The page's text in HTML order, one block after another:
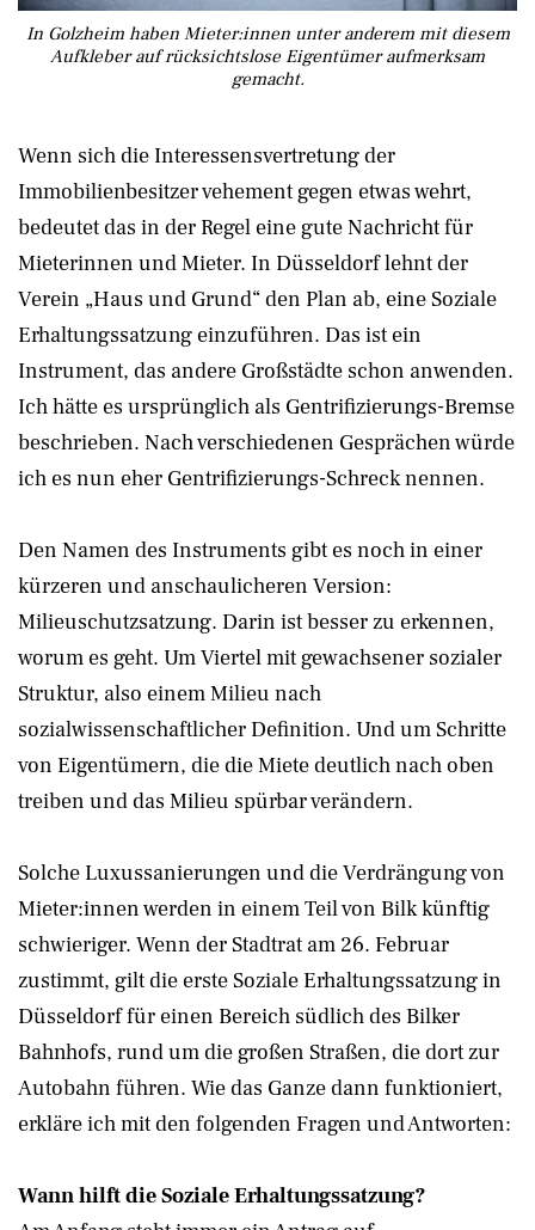
In Golzheim haben Mieter:innen unter anderem mit diesem
Aufkleber auf rücksichtslose Eigentümer aufmerksam
gemacht.
Wenn sich die Interessensvertretung der
Immobilienbesitzer vehement gegen etwas wehrt,
bedeutet das in der Regel eine gute Nachricht für
Mieterinnen und Mieter. In Düsseldorf lehnt der
Verein „Haus und Grund“ den Plan ab, eine Soziale
Erhaltungssatzung einzuführen. Das ist ein
Instrument, das andere Großstädte schon anwenden.
Ich hätte es ursprünglich als Gentrifizierungs-Bremse
beschrieben. Nach verschiedenen Gesprächen würde
ich es nun eher Gentrifizierungs-Schreck nennen.
Den Namen des Instruments gibt es noch in einer
kürzeren und anschaulicheren Version:
Milieuschutzsatzung. Darin ist besser zu erkennen,
worum es geht. Um Viertel mit gewachsener sozialer
Struktur, also einem Milieu nach
sozialwissenschaftlicher Definition. Und um Schritte
von Eigentümern, die die Miete deutlich nach oben
treiben und das Milieu spürbar verändern.
Solche Luxussanierungen und die Verdrängung von
Mieter:innen werden in einem Teil von Bilk künftig
schwieriger. Wenn der Stadtrat am 26. Februar
zustimmt, gilt die erste Soziale Erhaltungssatzung in
Düsseldorf für einen Bereich südlich des Bilker
Bahnhofs, rund um die großen Straßen, die dort zur
Autobahn führen. Wie das Ganze dann funktioniert,
erkläre ich mit den folgenden Fragen und Antworten:
Wann hilft die Soziale Erhaltungssatzung?